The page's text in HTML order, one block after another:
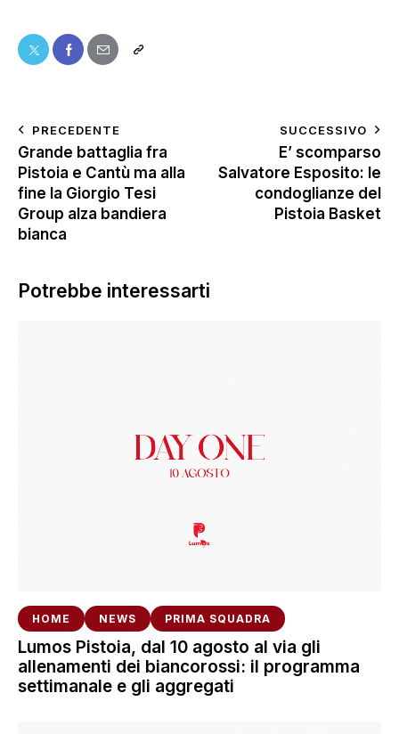
PRECEDENTE
Grande battaglia fra
Pistoia e Cantù ma alla
fine la Giorgio Tesi
Group alza bandiera
bianca
SUCCESSIVO
E’ scomparso
Salvatore Esposito: le
condoglianze del
Pistoia Basket
Potrebbe interessarti
HOME NEWS PRIMA SQUADRA
Lumos Pistoia, dal 10 agosto al via gli
allenamenti dei biancorossi: il programma
settimanale e gli aggregati